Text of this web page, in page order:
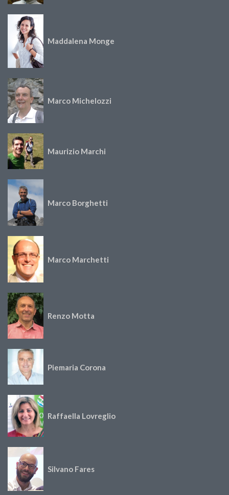
Maddalena Monge
Marco Michelozzi
Maurizio Marchi
Marco Borghetti
Marco Marchetti
Renzo Motta
Piemaria Corona
Raffaella Lovreglio
Silvano Fares